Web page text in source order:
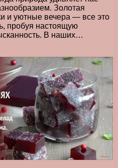
Золотая
и уютные вечера — все это
пробуя настоящую
В наших…